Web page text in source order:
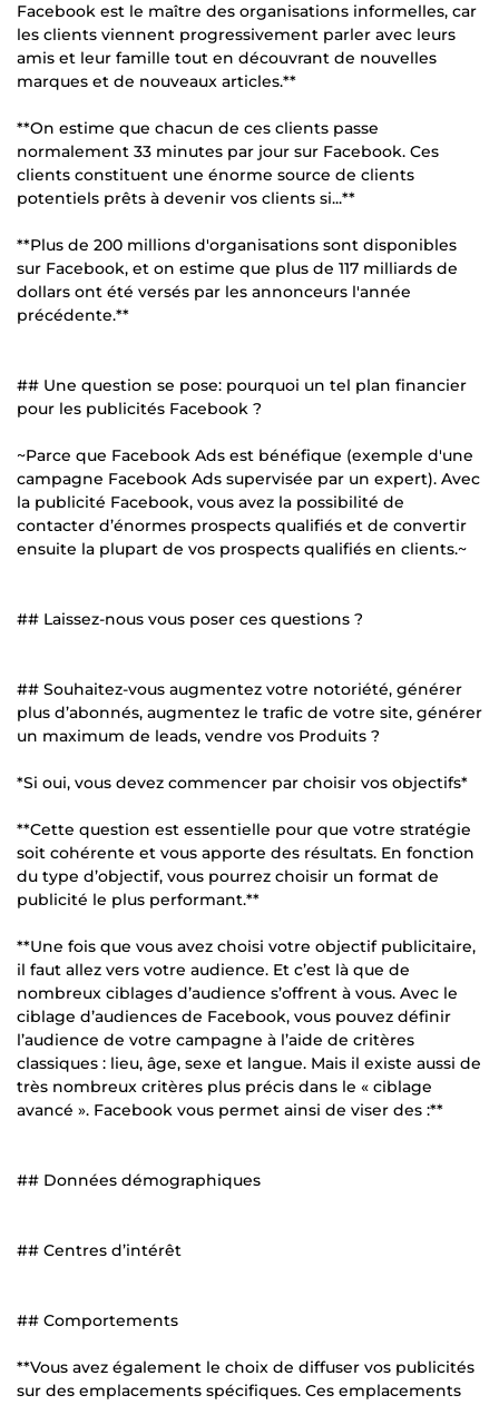
Facebook est le maître des organisations informelles, car
les clients viennent progressivement parler avec leurs
amis et leur famille tout en découvrant de nouvelles
marques et de nouveaux articles.**
**On estime que chacun de ces clients passe
normalement 33 minutes par jour sur Facebook. Ces
clients constituent une énorme source de clients
potentiels prêts à devenir vos clients si...**
**Plus de 200 millions d'organisations sont disponibles
sur Facebook, et on estime que plus de 117 milliards de
dollars ont été versés par les annonceurs l'année
précédente.**
## Une question se pose: pourquoi un tel plan financier
pour les publicités Facebook ?
~Parce que Facebook Ads est bénéfique (exemple d'une
campagne Facebook Ads supervisée par un expert). Avec
la publicité Facebook, vous avez la possibilité de
contacter d’énormes prospects qualifiés et de convertir
ensuite la plupart de vos prospects qualifiés en clients.~
## Laissez-nous vous poser ces questions ?
## Souhaitez-vous augmentez votre notoriété, générer
plus d’abonnés, augmentez le trafic de votre site, générer
un maximum de leads, vendre vos Produits ?
*Si oui, vous devez commencer par choisir vos objectifs*
**Cette question est essentielle pour que votre stratégie
soit cohérente et vous apporte des résultats. En fonction
du type d’objectif, vous pourrez choisir un format de
publicité le plus performant.**
**Une fois que vous avez choisi votre objectif publicitaire,
il faut allez vers votre audience. Et c’est là que de
nombreux ciblages d’audience s’offrent à vous. Avec le
ciblage d’audiences de Facebook, vous pouvez définir
l’audience de votre campagne à l’aide de critères
classiques : lieu, âge, sexe et langue. Mais il existe aussi de
très nombreux critères plus précis dans le « ciblage
avancé ». Facebook vous permet ainsi de viser des :**
## Données démographiques
## Centres d’intérêt
## Comportements
**Vous avez également le choix de diffuser vos publicités
sur des emplacements spécifiques. Ces emplacements